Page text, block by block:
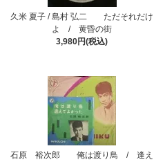
久米 夏子 / 島村 弘二 ただそれだけ
よ / 黄昏の街
3,980円(税込)
石原 裕次郎 俺は渡り鳥 / 逢え